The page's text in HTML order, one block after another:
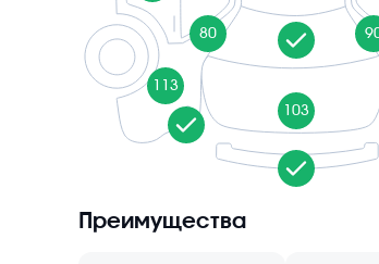
103
80
113
Преимущества